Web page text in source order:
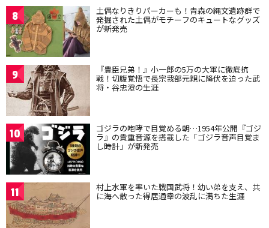
8 土偶なりきりパーカーも！青森の縄文遺跡群で
発掘された土偶がモチーフのキュートなグッズ
が新発売
9 『豊臣兄弟！』小一郎の5万の大軍に徹底抗
戦！切腹覚悟で長宗我部元親に降伏を迫った武
将・谷忠澄の生涯
10 ゴジラの咆哮で目覚める朝…1954年公開『ゴジ
ラ』の貴重音源を搭載した「ゴジラ音声目覚ま
し時計」が新発売
11 村上水軍を率いた戦国武将！幼い弟を支え、共
に海へ散った得居通幸の波乱に満ちた生涯